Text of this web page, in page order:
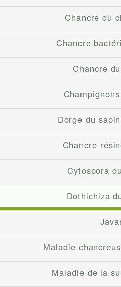
Chancre du
Chancre
Chancre
Dorge du
Chancre
Cytospora
Dothichiza
Maladie
Maladie de la